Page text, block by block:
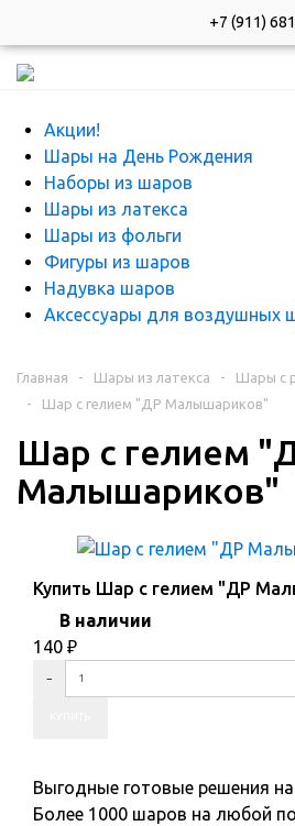
+7 (911)
Акции!
Шары на День Рождения
Наборы из шаров
Шары из латекса
Шары из фольги
Фигуры из шаров
Надувка шаров
Аксессуары для воздушных
Главная - Шары из латекса -
Шары с
-
Шар с гелием "ДР Малышариков"
Шар с гелием
Малышариков"
Купить Шар с гелием "ДР
В наличии
140 ₽
Выгодные готовые решения
Более 1000 шаров на любой